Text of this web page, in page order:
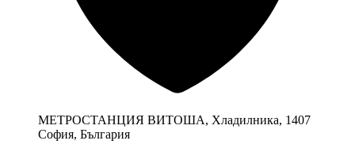
МЕТРОСТАНЦИЯ ВИТОША, Хладилника, 1407
София, България